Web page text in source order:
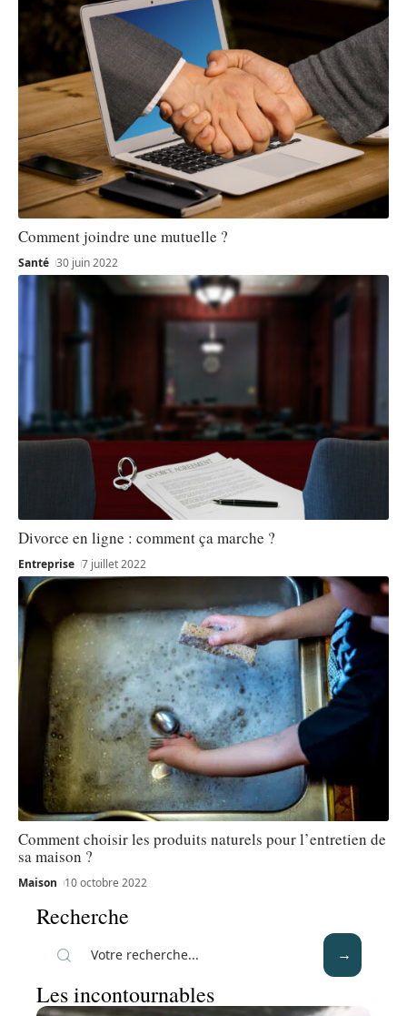
Comment joindre une mutuelle ?
Santé 30 juin 2022
Divorce en ligne : comment ça marche ?
Entreprise 7 juillet 2022
Comment choisir les produits naturels pour l’entretien de
sa maison ?
Maison 10 octobre 2022
Recherche
Les incontournables